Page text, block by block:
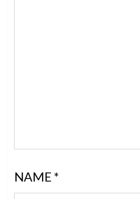
NAME *